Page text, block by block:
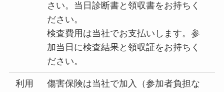
さい。当日診断書と領収書をお持ちく
ださい。
検査費用は当社でお支払いします。参
加当日に検査結果と領収証をお持ちく
ださい。
利用
傷害保険は当社で加入（参加者負担な